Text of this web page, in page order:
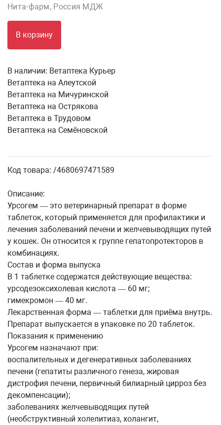
Нита-фарм, Россия МДЖ
В корзину
В наличии: Ветаптека Курьер
Ветаптека на Алеутской
Ветаптека на Мичуринской
Ветаптека на Острякова
Ветаптека в Трудовом
Ветаптека на Семёновской
Код товара: /4680697471589
Описание:
Урсогем — это ветеринарный препарат в форме
таблеток, который применяется для профилактики и
лечения заболеваний печени и желчевыводящих путей
у кошек. Он относится к группе гепатопротекторов в
комбинациях.
Состав и форма выпуска
В 1 таблетке содержатся действующие вещества:
урсодезоксихолевая кислота — 60 мг;
гимекромон — 40 мг.
Лекарственная форма — таблетки для приёма внутрь.
Препарат выпускается в упаковке по 20 таблеток.
Показания к применению
Урсогем назначают при:
воспалительных и дегенеративных заболеваниях
печени (гепатиты различного генеза, жировая
дистрофия печени, первичный билиарный цирроз без
декомпенсации);
заболеваниях желчевыводящих путей
(необструктивный холелитиаз, холангит,